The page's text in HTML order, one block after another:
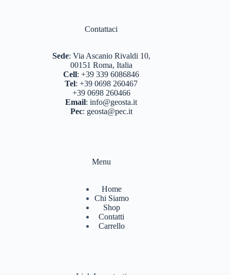
Contattaci
Sede: Via Ascanio Rivaldi 10,
00151 Roma, Italia
Cell:+39 339 6086846
Tel:+39 0698 260467
+39 0698 260466
Email:info@geosta.it
Pec: geosta@pec.it
Menu
Home
Chi Siamo
Shop
Contatti
Carrello